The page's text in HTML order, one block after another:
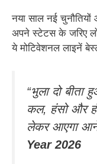
नया साल नई
अपने स्टेटस के जरिए
ये मोटिवेशनल लाइनें
“भुला दो
कल, हंसो और
लेकर आएगा
Year 2026